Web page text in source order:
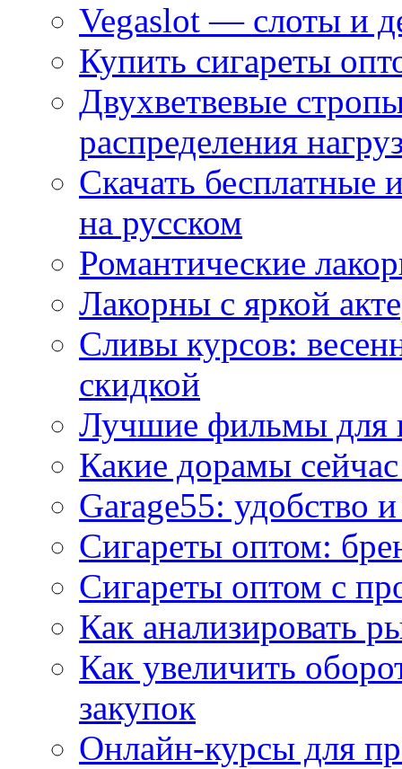
Vegaslot — слоты и
Купить сигареты
Двухветвевые
распределения
Скачать
на русском
Романтические
Лакорны с яркой
Сливы курсов:
скидкой
Лучшие фильмы для
Какие дорамы
Garage55: удобство
Сигареты оптом:
Сигареты оптом с
Как анализировать
Как увеличить
закупок
Онлайн-курсы для